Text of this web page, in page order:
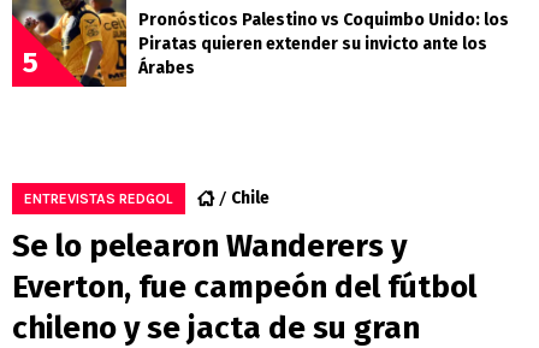
5
Pronósticos Palestino vs Coquimbo Unido: los
Piratas quieren extender su invicto ante los
Árabes
ENTREVISTAS REDGOL Chile
Se lo pelearon Wanderers y
Everton, fue campeón del fútbol
chileno y se jacta de su gran